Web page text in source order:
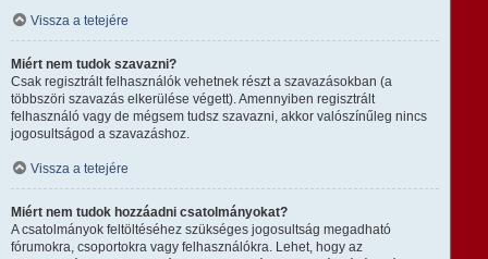
Vissza a tetejére
Miért nem tudok szavazni?
Csak regisztrált felhasználók vehetnek részt a szavazásokban (a
többszöri szavazás elkerülése végett). Amennyiben regisztrált
felhasználó vagy de mégsem tudsz szavazni, akkor valószínűleg nincs
jogosultságod a szavazáshoz.
Vissza a tetejére
Miért nem tudok hozzáadni csatolmányokat?
A csatolmányok feltöltéséhez szükséges jogosultság megadható
fórumokra, csoportokra vagy felhasználókra. Lehet, hogy az